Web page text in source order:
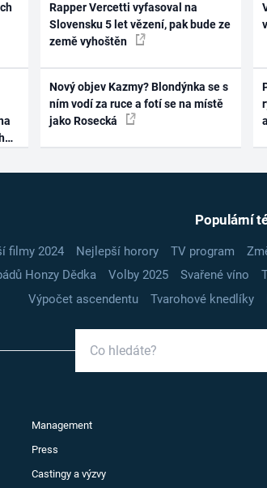
Rapper Vercetti vyfasoval na
Slovensku 5 let vězení, pak bude ze
země vyhoštěn
Nový objev Kazmy? Blondýnka se s
ním vodí za ruce a fotí se na místě
jako Rosecká
Populární
filmy 2024 Nejlepší horory TV program
Honzy Dědka Volby 2025 Svařené víno
Výpočet ascendentu
Tvarohové knedlíky
Management
Press
Castingy a výzvy